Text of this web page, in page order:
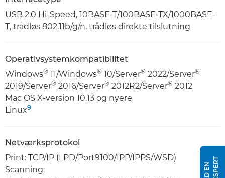
USB 2.0 Hi-Speed, 10BASE-T/100BASE-TX/1000BASE-
T, trådløs 802.11b/g/n, trådløs direkte tilslutning
Operativsystemkompatibilitet
Windows® 11/Windows® 10/Server® 2022/Server®
2019/Server® 2016/Server® 2012R2/Server® 2012
Mac OS X-version 10.13 og nyere
Linux9
Netværksprotokol
Print: TCP/IP (LPD/Port9100/IPP/IPPS/WSD)
Scanning: